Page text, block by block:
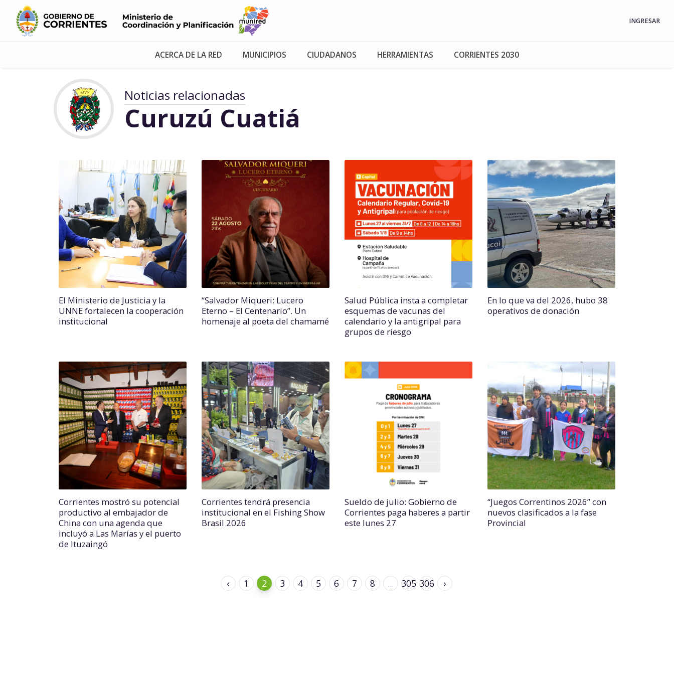
INGRESAR
ACERCA DE LA RED MUNICIPIOS CIUDADANOS HERRAMIENTAS CORRIENTES 2030
Noticias relacionadas
Curuzú Cuatiá
El Ministerio de Justicia y la
UNNE fortalecen la cooperación
institucional
“Salvador Miqueri: Lucero
Eterno – El Centenario”. Un
homenaje al poeta del chamamé
Salud Pública insta a completar
esquemas de vacunas del
calendario y la antigripal para
grupos de riesgo
En lo que va del 2026, hubo 38
operativos de donación
Corrientes mostró su potencial
productivo al embajador de
China con una agenda que
incluyó a Las Marías y el puerto
de Ituzaingó
Corrientes tendrá presencia
institucional en el Fishing Show
Brasil 2026
Sueldo de julio: Gobierno de
Corrientes paga haberes a partir
este lunes 27
“Juegos Correntinos 2026” con
nuevos clasificados a la fase
Provincial
‹ 1 2 3 4 5 6 7 8 ... 305 306 ›